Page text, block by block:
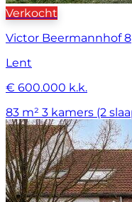
Verkocht
Victor Beermannhof 8
Lent
€ 600.000 k.k.
83 m² 3 kamers (2